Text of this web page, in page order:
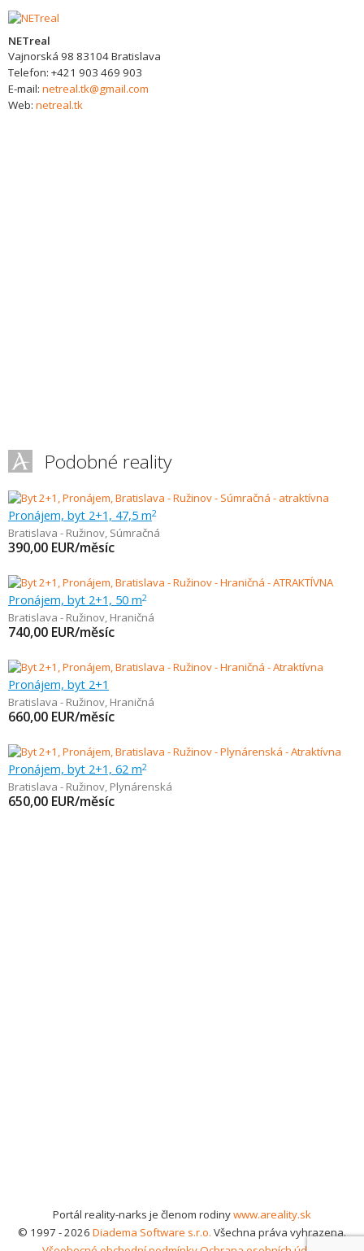
NETreal
Vajnorská 98 83104Bratislava
Telefon: +421 903 469 903
E-mail: netreal.tk@gmail.com
Web: netreal.tk
Podobné reality
Pronájem, byt 2+1, 47,5 m2
Bratislava - Ružinov, Súmračná
390,00 EUR/měsíc
Pronájem, byt 2+1, 50 m2
Bratislava - Ružinov, Hraničná
740,00 EUR/měsíc
Pronájem, byt 2+1
Bratislava - Ružinov, Hraničná
660,00 EUR/měsíc
Pronájem, byt 2+1, 62 m2
Bratislava - Ružinov, Plynárenská
650,00 EUR/měsíc
Portál reality-narks je členom rodinywww.areality.sk
© 1997 - 2026 Diadema Software s.r.o. Všechna práva vyhrazena.